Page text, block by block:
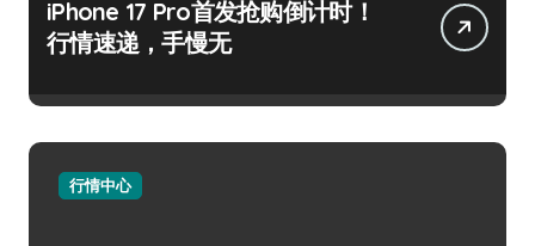
iPhone 17 Pro首发抢购倒计时！
行情速递，手慢无
行情中心